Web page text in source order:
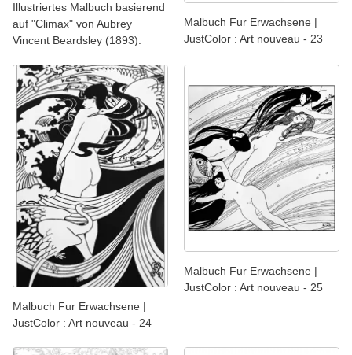
Illustriertes Malbuch basierend
auf "Climax" von Aubrey
Vincent Beardsley (1893).
Malbuch Fur Erwachsene |
JustColor : Art nouveau - 23
Malbuch Fur Erwachsene |
JustColor : Art nouveau - 24
Malbuch Fur Erwachsene |
JustColor : Art nouveau - 25